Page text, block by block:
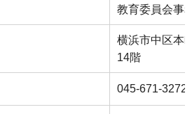
教育委員会事
横浜市中区本
14階
045-671-3272